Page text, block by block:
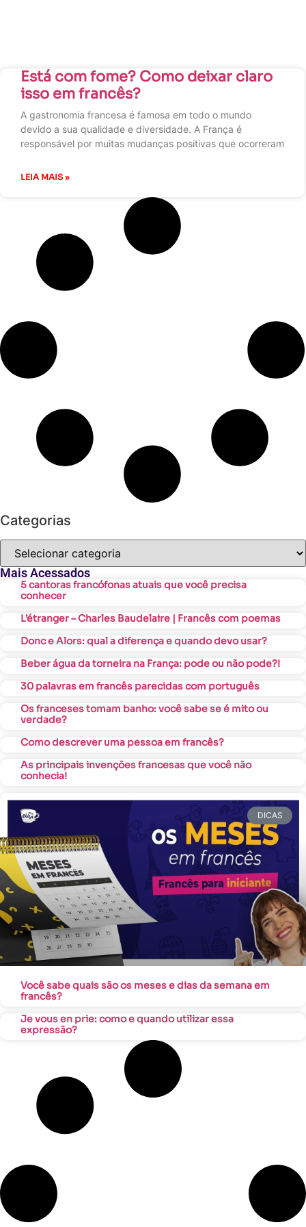
Está com fome? Como deixar claro
isso em francês?
A gastronomia francesa é famosa em todo o mundo
devido a sua qualidade e diversidade. A França é
responsável por muitas mudanças positivas que ocorreram
LEIA MAIS »
Categorias
Mais Acessados
5 cantoras francófonas atuais que você precisa
conhecer
L’étranger – Charles Baudelaire | Francês com poemas
Donc e Alors: qual a diferença e quando devo usar?
Beber água da torneira na França: pode ou não pode?!
30 palavras em francês parecidas com português
Os franceses tomam banho: você sabe se é mito ou
verdade?
Como descrever uma pessoa em francês?
As principais invenções francesas que você não
conhecia!
DICAS
Você sabe quais são os meses e dias da semana em
francês?
Je vous en prie: como e quando utilizar essa
expressão?